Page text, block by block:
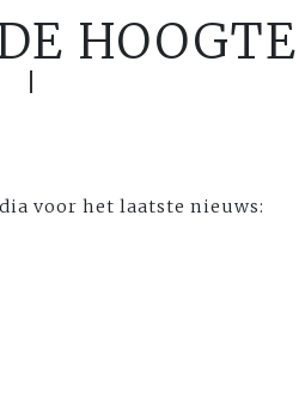
HOOGTE
voor het laatste nieuws: